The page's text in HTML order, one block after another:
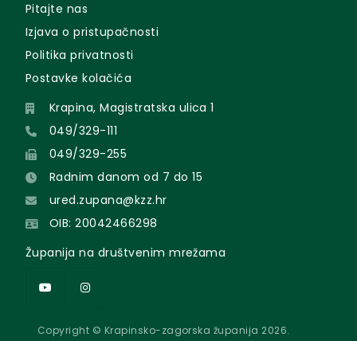
Pitajte nas
Izjava o pristupačnosti
Politika privatnosti
Postavke kolačića
Krapina, Magistratska ulica 1
049/329-111
049/329-255
Radnim danom od 7 do 15
ured.zupana@kzz.hr
OIB: 20042466298
Županija na društvenim mrežama
Copyright © Krapinsko-zagorska županija 2026.